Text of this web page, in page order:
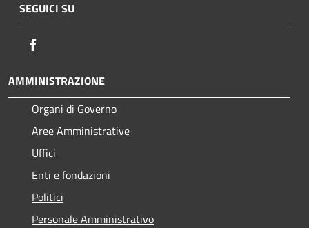
SEGUICI SU
AMMINISTRAZIONE
Organi di Governo
Aree Amministrative
Uffici
Enti e fondazioni
Politici
Personale Amministrativo